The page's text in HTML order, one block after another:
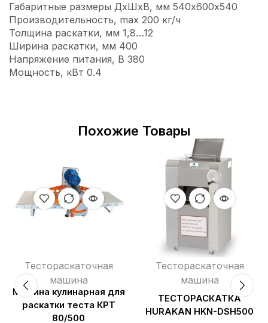
Габаритные размеры ДхШхВ, мм 540х600х540
Производительность, max 200 кг/ч
Толщина раскатки, мм 1,8…12
Ширина раскатки, мм 400
Напряжение питания, В 380
Мощность, кВт 0.4
Похожие Товары
Тестораскаточная
машина
Машина кулинарная для
раскатки теста КРТ
80/500
Тестораскаточная
машина
ТЕСТОРАСКАТКА
HURAKAN HKN-DSH500